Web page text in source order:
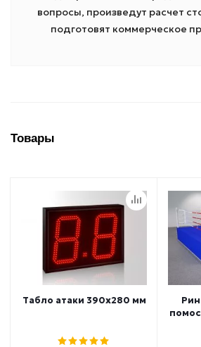
вопросы, произведут расчет
подготовят коммерческое
Товары
Табло атаки 390x280 мм